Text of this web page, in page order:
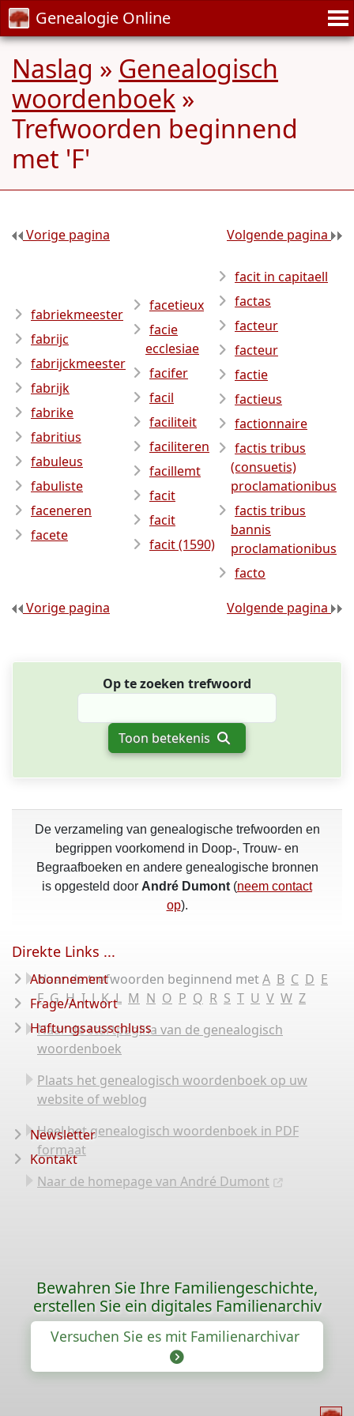
Genealogie Online
Naslag » Genealogisch
woordenboek »
Trefwoorden beginnend
met 'F'
Volgende pagina
Vorige pagina
fabriekmeester
fabrijc
fabrijckmeester
fabrijk
fabrike
fabritius
fabuleus
fabuliste
faceneren
facete
facetieux
facie
ecclesiae
facifer
facil
faciliteit
faciliteren
facillemt
facit
facit
facit (1590)
facit in capitaell
factas
facteur
facteur
factie
factieus
factionnaire
factis tribus
(consuetis)
proclamationibus
factis tribus
bannis
proclamationibus
facto
Volgende pagina
Vorige pagina
Op te zoeken trefwoord
Toon betekenis
De verzameling van genealogische trefwoorden en
begrippen voorkomend in Doop-, Trouw- en
Begraafboeken en andere genealogische bronnen
is opgesteld door André Dumont (neem contact
op).
Naar de trefwoorden beginnend metA B C D E
F G H I J K L M N O P Q R S T U V W Z
Naar de startpagina van de genealogisch
woordenboek
Plaats het genealogisch woordenboek op uw
website of weblog
Heel het genealogisch woordenboek in PDF
formaat
Naar de homepage van André Dumont
Direkte Links ...
Abonnement
Frage/Antwort
Haftungsausschluss
Newsletter
Kontakt
Bewahren Sie Ihre Familiengeschichte,
erstellen Sie ein digitales Familienarchiv
Versuchen Sie es mit Familienarchivar